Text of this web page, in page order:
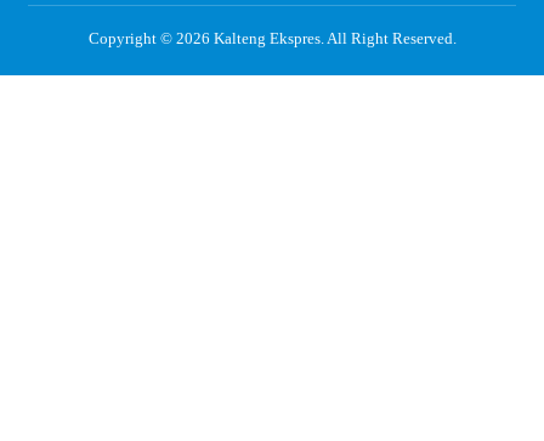
Copyright © 2026 Kalteng Ekspres. All Right Reserved.